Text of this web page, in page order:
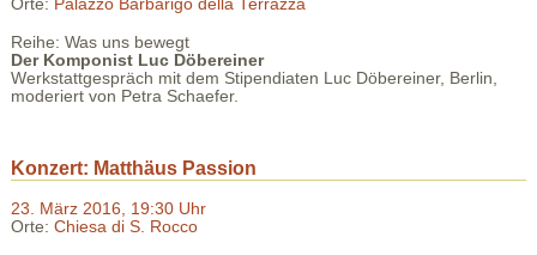
Orte: Palazzo Barbarigo della Terrazza
Reihe: Was uns bewegt
Der Komponist Luc Döbereiner
Werkstattgespräch mit dem Stipendiaten Luc Döbereiner, Berlin,
moderiert von Petra Schaefer.
Konzert: Matthäus Passion
23. März 2016, 19:30 Uhr
Orte: Chiesa di S. Rocco